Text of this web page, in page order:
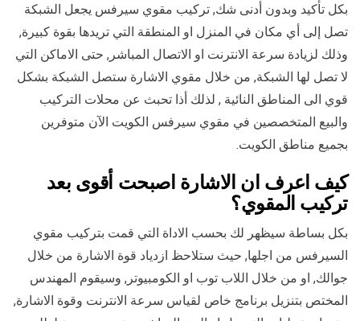
بكل تأكيد وبدون أدنى شك, تركيب مقوي سيرفس يجعل الشبكة
تصل إلى أي مكان في المنزل او المنطقة التي تريدها بقوة كبيرة,
وذلك لزيادة سرعة الانترنت او الاتصال المباشر, حتى الاماكن التي
لا تصل لها الشبكة, من خلال مقوي الاشارة ستصل الشبكة بشكل
قوي الى المناطق النائية , لذلك أذا تحبث عن محلات التركيب
والبيع المتخصصين في مقوي سيرفس الكويت الآن متوفرين
بجميع مناطق الكويت.
كيف اعرف ان الاشارة اصبحت أقوى بعد
تركيب المقوي؟
بكل بساطة سيظهر لك بحسب الاداة التي قمت بتركيب مقوي
السيرفس من اجلها, حيث ستلاحظ ازدياد قوة الاشارة من خلال
جوالك, او من خلال اللاب توب او الكومبيوتر, وسيقوم المهندس
المختص بتنزيل برنامج خاص لقياس سرعة الانترنت وقوة الاشارة,